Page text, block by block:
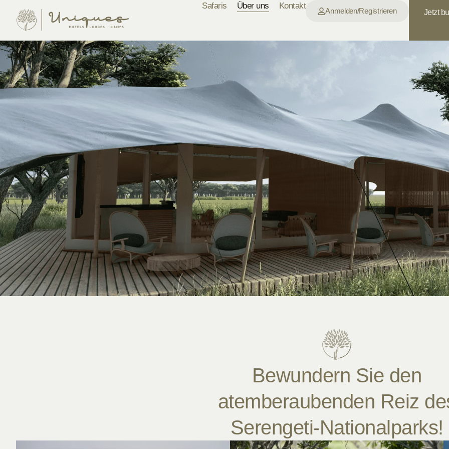
Safaris Über uns Kontakt
Anmelden/Registrieren Jetzt
Bewundern Sie den
atemberaubenden Reiz
Serengeti-Nationalparks!